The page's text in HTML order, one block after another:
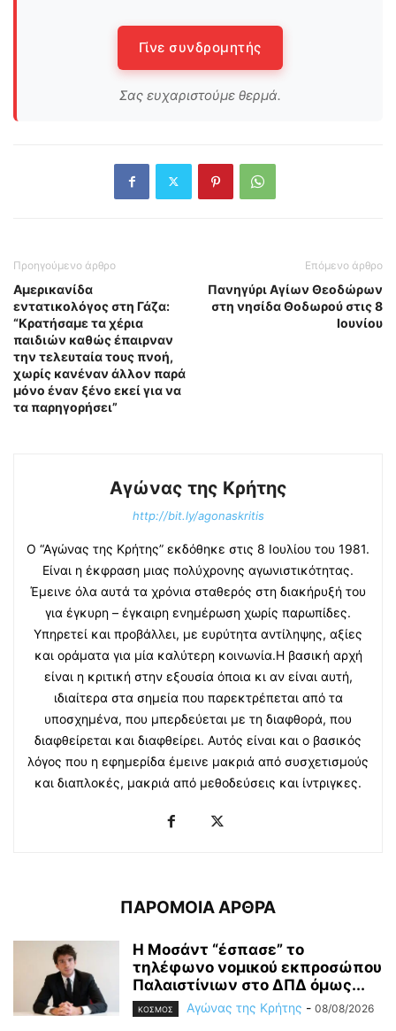
Γίνε συνδρομητής
Σας ευχαριστούμε θερμά.
Προηγούμενο άρθρο
Αμερικανίδα
εντατικολόγος στη Γάζα:
“Κρατήσαμε τα χέρια
παιδιών καθώς έπαιρναν
την τελευταία τους πνοή,
χωρίς κανέναν άλλον παρά
μόνο έναν ξένο εκεί για να
τα παρηγορήσει”
Επόμενο άρθρο
Πανηγύρι Αγίων Θεοδώρων
στη νησίδα Θοδωρού στις 8
Ιουνίου
Αγώνας της Κρήτης
http://bit.ly/agonaskritis
Ο “Αγώνας της Κρήτης” εκδόθηκε στις 8 Ιουλίου του 1981.
Είναι η έκφραση μιας πολύχρονης αγωνιστικότητας.
Έμεινε όλα αυτά τα χρόνια σταθερός στη διακήρυξή του
για έγκυρη – έγκαιρη ενημέρωση χωρίς παρωπίδες.
Υπηρετεί και προβάλλει, με ευρύτητα αντίληψης, αξίες
και οράματα για μία καλύτερη κοινωνία.Η βασική αρχή
είναι η κριτική στην εξουσία όποια κι αν είναι αυτή,
ιδιαίτερα στα σημεία που παρεκτρέπεται από τα
υποσχημένα, που μπερδεύεται με τη διαφθορά, που
διαφθείρεται και διαφθείρει. Αυτός είναι και ο βασικός
λόγος που η εφημερίδα έμεινε μακριά από συσχετισμούς
και διαπλοκές, μακριά από μεθοδεύσεις και ίντριγκες.
ΠΑΡΟΜΟΙΑ ΑΡΘΡΑ
Η Μοσάντ “έσπασε” το
τηλέφωνο νομικού εκπροσώπου
Παλαιστίνιων στο ΔΠΔ όμως...
ΚΟΣΜΟΣ Αγώνας της Κρήτης - 08/08/2026